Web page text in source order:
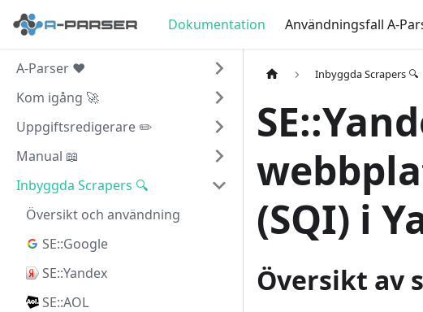
Dokumentation Användningsfall A-
A-Parser ❤️
Kom igång 🚀
Uppgiftsredigerare ✏️
Manual 📖
Inbyggda Scrapers 🔍
Översikt och användning
SE::Google
SE::Yandex
SE::AOL
Inbyggda Scrapers 🔍
(SQI) i
Översikt av